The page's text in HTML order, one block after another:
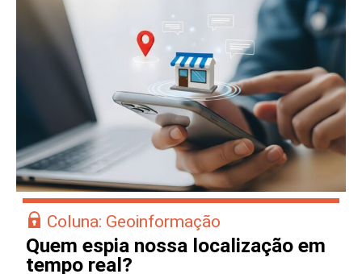
Coluna: Geoinformação
Quem espia nossa localização em
tempo real?